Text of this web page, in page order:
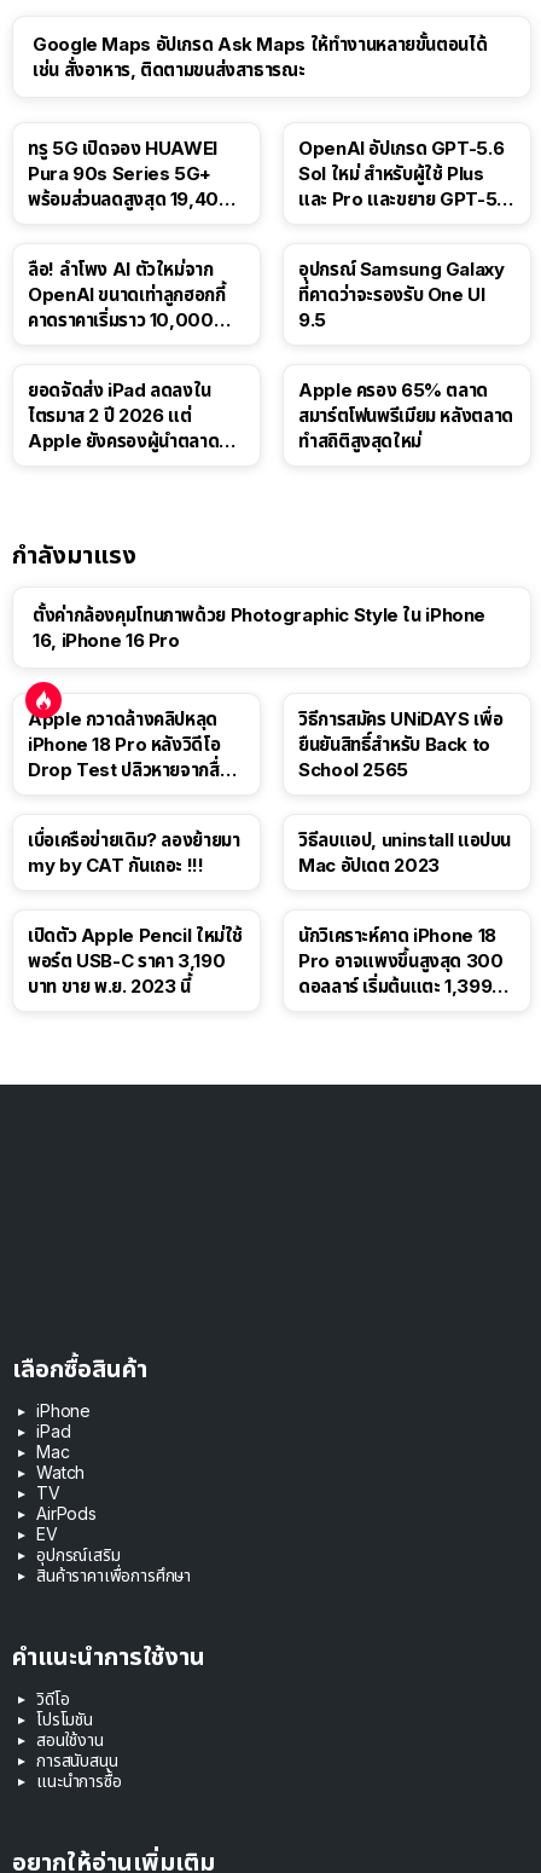
Google Maps อัปเกรด Ask Maps ให้ทำงานหลายขั้นตอนได้
เช่น สั่งอาหาร, ติดตามขนส่งสาธารณะ
ทรู 5G เปิดจอง HUAWEI
Pura 90s Series 5G+
พร้อมส่วนลดสูงสุด 19,400
OpenAI อัปเกรด GPT-5.6
Sol ใหม่ สำหรับผู้ใช้ Plus
และ Pro และขยาย GPT-5.6
ลือ! ลำโพง AI ตัวใหม่จาก
OpenAI ขนาดเท่าลูกฮอกกี้
คาดราคาเริ่มราว 10,000
อุปกรณ์ Samsung Galaxy
ที่คาดว่าจะรองรับ One UI
9.5
ยอดจัดส่ง iPad ลดลงใน
ไตรมาส 2 ปี 2026 แต่
Apple ยังครองผู้นำตลาด
Apple ครอง 65% ตลาด
สมาร์ตโฟนพรีเมียม หลังตลาด
ทำสถิติสูงสุดใหม่
กำลังมาแรง
ตั้งค่ากล้องคุมโทนภาพด้วย Photographic Style ใน iPhone
16, iPhone 16 Pro
Apple กวาดล้างคลิปหลุด
iPhone 18 Pro หลังวิดีโอ
Drop Test ปลิวหายจากสื่อ
วิธีการสมัคร UNiDAYS เพื่อ
ยืนยันสิทธิ์สำหรับ Back to
School 2565
เบื่อเครือข่ายเดิม? ลองย้ายมา
my by CAT กันเถอะ !!!
วิธีลบแอป, uninstall แอปบน
Mac อัปเดต 2023
เปิดตัว Apple Pencil ใหม่ใช้
พอร์ต USB-C ราคา 3,190
บาท ขาย พ.ย. 2023 นี้
นักวิเคราะห์คาด iPhone 18
Pro อาจแพงขึ้นสูงสุด 300
ดอลลาร์ เริ่มต้นแตะ 1,399
เลือกซื้อสินค้า
iPhone
iPad
Mac
Watch
TV
AirPods
EV
อุปกรณ์เสริม
สินค้าราคาเพื่อการศึกษา
คำแนะนำการใช้งาน
วิดีโอ
โปรโมชัน
สอนใช้งาน
การสนับสนุน
แนะนำการซื้อ
อยากให้อ่านเพิ่มเติม